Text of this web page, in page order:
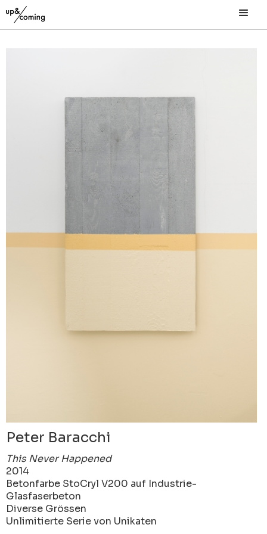
Peter Baracchi
This Never Happened
2014
Betonfarbe StoCryl V200 auf Industrie-
Glasfaserbeton
Diverse Grössen
Unlimitierte Serie von Unikaten